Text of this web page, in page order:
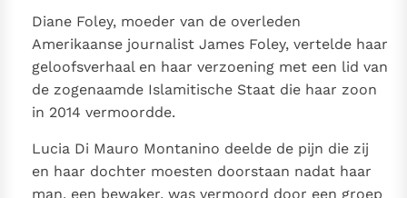
kerkelijke documenten van de Rooms
Katholieke Kerk in het Nederlands beschikbaar
en is volledig afhankelijk van donaties.
Diane Foley, moeder van de overleden
Amerikaanse journalist James Foley, vertelde haar
geloofsverhaal en haar verzoening met een lid van
de zogenaamde Islamitische Staat die haar zoon
in 2014 vermoordde.
Lucia Di Mauro Montanino deelde de pijn die zij
en haar dochter moesten doorstaan nadat haar
man, een bewaker, was vermoord door een groep